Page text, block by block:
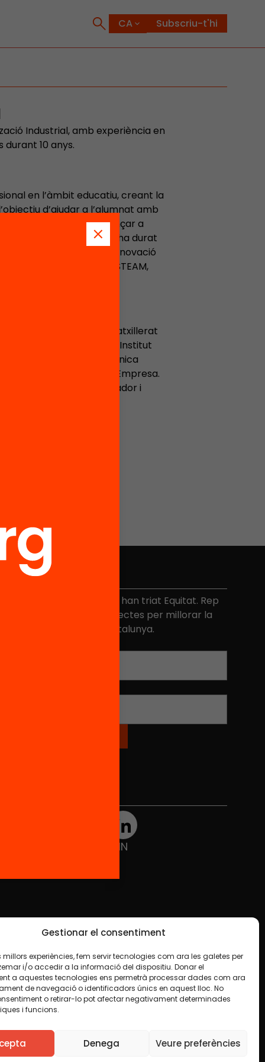
Gestionar el consentiment
millors experiències, fem servir tecnologies com ara les galetes per
i/o accedir a la informació del dispositiu. Donar el
a aquestes tecnologies ens permetrà processar dades com ara
de navegació o identificadors únics en aquest lloc. No
o retirar-lo pot afectar negativament determinades
i funcions.
Denega Veure preferències
Subscriu-t'hi
Industrial, amb experiència en
10 anys.
en l’àmbit educatiu, creant la
d’ajudar a l’alumnat amb
tard, al 2015, vaig començar a
aventura fascinant que ha durat
he apostat per la innovació
docent metodologies STEAM,
a professor d’ESO i Batxillerat
i Coordinador Digital a l’Institut
a la Universitat Politècnica
d’Economia i Empresa.
nou projecte com a formador i
No et perdis res
Més de 40.000 persones ja han triat Equitat. Rep
iniciatives, propostes i projectes per millorar la
qualitat de l'educació a Catalunya.
IN
algun material indiquem el contrari. Us animem
inclosa la comercial. Només us demanem que